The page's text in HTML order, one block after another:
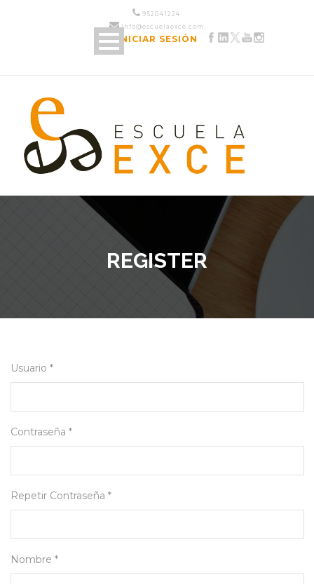
952 04 12 24
info@escuelaexce.com
INICIAR SESIÓN
REGISTER
Usuario *
Contraseña *
Repetir Contraseña *
Nombre *